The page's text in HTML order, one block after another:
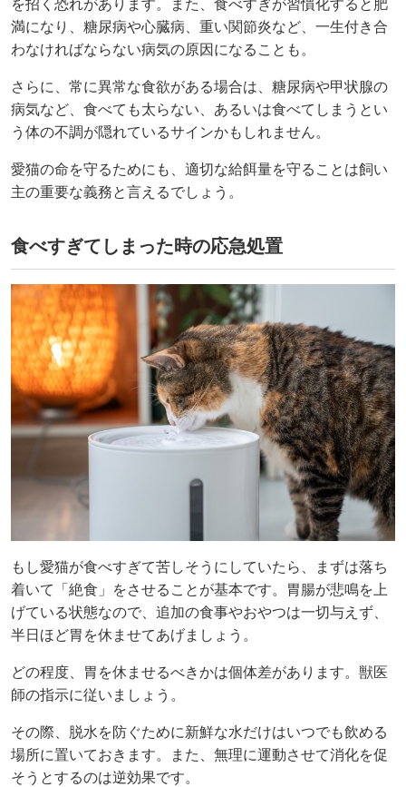
を招く恐れがあります。また、食べすぎが習慣化すると肥
満になり、糖尿病や心臓病、重い関節炎など、一生付き合
わなければならない病気の原因になることも。
さらに、常に異常な食欲がある場合は、糖尿病や甲状腺の
病気など、食べても太らない、あるいは食べてしまうとい
う体の不調が隠れているサインかもしれません。
愛猫の命を守るためにも、適切な給餌量を守ることは飼い
主の重要な義務と言えるでしょう。
食べすぎてしまった時の応急処置
もし愛猫が食べすぎて苦しそうにしていたら、まずは落ち
着いて「絶食」をさせることが基本です。胃腸が悲鳴を上
げている状態なので、追加の食事やおやつは一切与えず、
半日ほど胃を休ませてあげましょう。
どの程度、胃を休ませるべきかは個体差があります。獣医
師の指示に従いましょう。
その際、脱水を防ぐために新鮮な水だけはいつでも飲める
場所に置いておきます。また、無理に運動させて消化を促
そうとするのは逆効果です。